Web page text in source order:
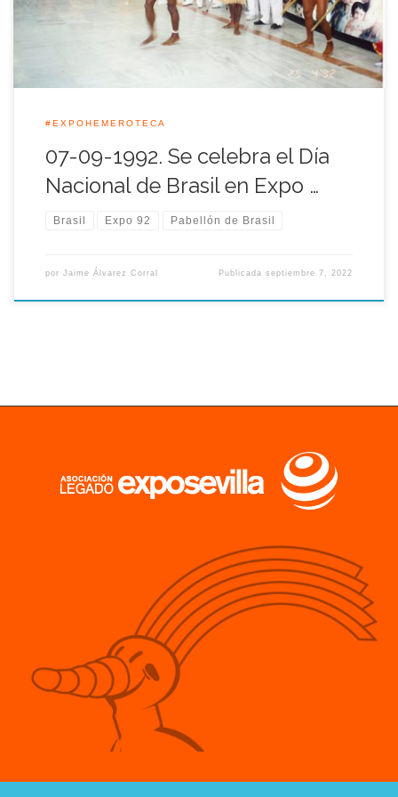
destacado fue la […]
#EXPOHEMEROTECA
07-09-1992. Se celebra el Día
Nacional de Brasil en Expo …
Brasil Expo 92 Pabellón de Brasil
por Jaime Álvarez Corral Publicadaseptiembre 7, 2022